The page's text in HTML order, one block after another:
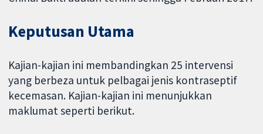
Keputusan Utama
Kajian-kajian ini membandingkan 25 intervensi
yang berbeza untuk pelbagai jenis kontraseptif
kecemasan. Kajian-kajian ini menunjukkan
maklumat seperti berikut.